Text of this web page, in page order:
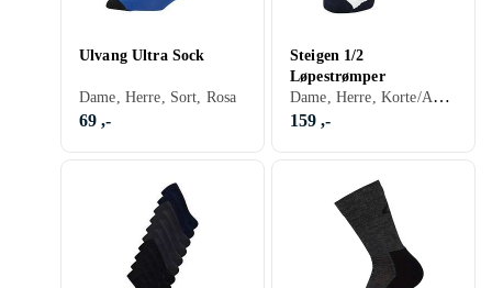
Ulvang Ultra Sock
Dame, Herre, Sort, Rosa
69 ,-
Steigen 1/2
Løpestrømper
Dame, Herre, Korte/Ankelsokker, Sort, Hvit, Blå, Rød, Gul, Oransje, Rosa
159 ,-